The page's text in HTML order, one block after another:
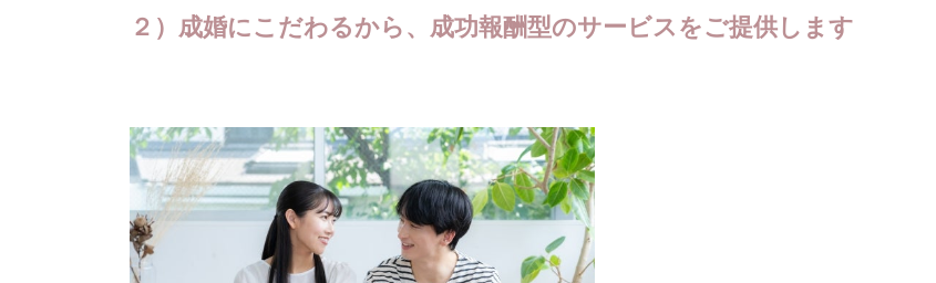
２）成婚にこだわるから、成功報酬型のサービスをご提供します